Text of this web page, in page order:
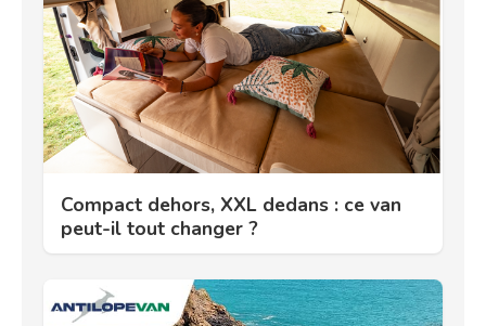
Compact dehors, XXL dedans : ce van
peut-il tout changer ?